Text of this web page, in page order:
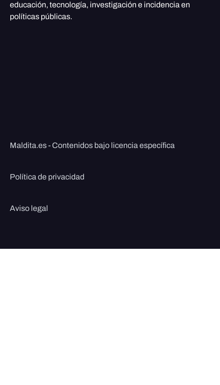
educación, tecnología, investigación e incidencia en
políticas públicas.
Maldita.es - Contenidos bajo licencia específica
Política de privacidad
Aviso legal